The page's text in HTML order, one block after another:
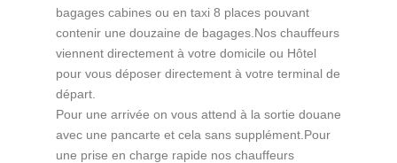
bagages cabines ou en taxi 8 places pouvant
contenir une douzaine de bagages.Nos chauffeurs
viennent directement à votre domicile ou Hôtel
pour vous déposer directement à votre terminal de
départ.
Pour une arrivée on vous attend à la sortie douane
avec une pancarte et cela sans supplément.Pour
une prise en charge rapide nos chauffeurs